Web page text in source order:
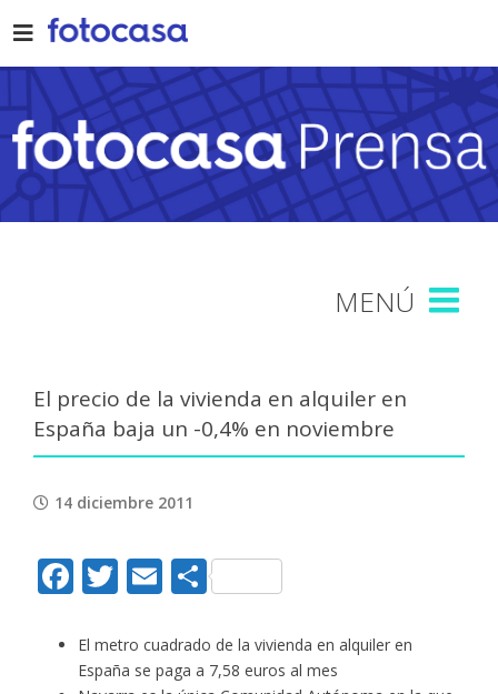
to
content
El precio de la vivienda en alquiler en
España baja un -0,4% en noviembre
14 diciembre 2011
Facebook
Twitter
EmailCompartir
El metro cuadrado de la vivienda en alquiler en
España se paga a 7,58 euros al mes